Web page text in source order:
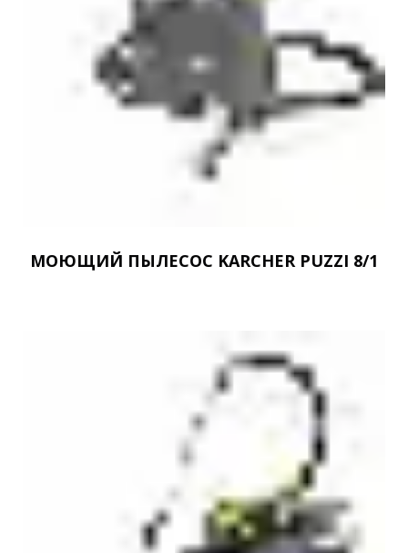
МОЮЩИЙ ПЫЛЕСОС KARCHER PUZZI 8/1